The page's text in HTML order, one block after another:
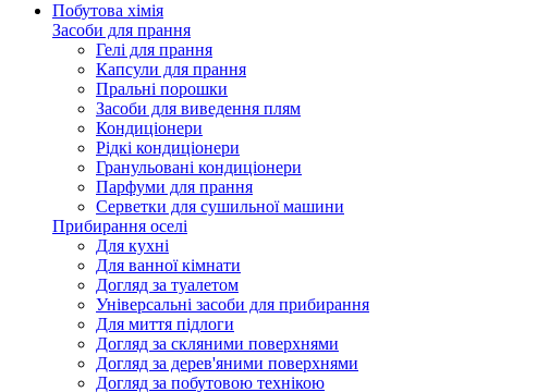
Побутова хімія
Засоби для прання
Гелі для прання
Капсули для прання
Пральні порошки
Засоби для виведення плям
Кондиціонери
Рідкі кондиціонери
Гранульовані кондиціонери
Парфуми для прання
Серветки для сушильної машини
Прибирання оселі
Для кухні
Для ванної кімнати
Догляд за туалетом
Універсальні засоби для прибирання
Для миття підлоги
Догляд за скляними поверхнями
Догляд за дерев'яними поверхнями
Догляд за побутовою технікою